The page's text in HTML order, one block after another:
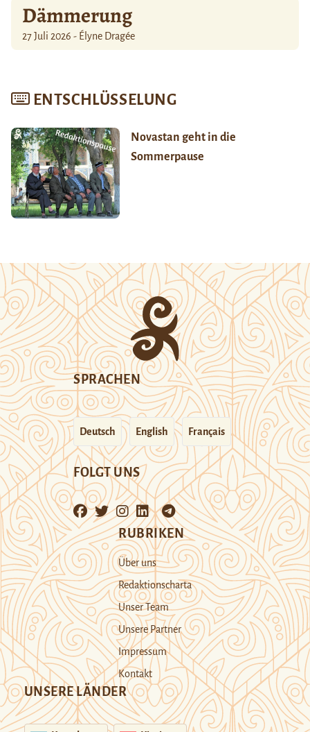
Dämmerung
27 Juli 2026 - Élyne Dragée
ENTSCHLÜSSELUNG
Novastan geht in die
Sommerpause
SPRACHEN
Deutsch English Français
FOLGT UNS
RUBRIKEN
Über uns
Redaktionscharta
Unser Team
Unsere Partner
Impressum
Kontakt
UNSERE LÄNDER